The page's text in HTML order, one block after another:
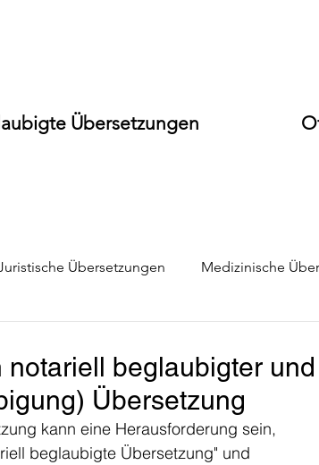
Übersetzungen Medizinische
beglaubigter und
Übersetzung
kann eine Herausforderung sein,
beglaubigte Übersetzung" und
Übersetzungen